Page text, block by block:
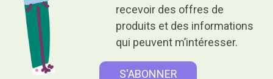
recevoir des offres de
produits et des informations
qui peuvent m’intéresser.